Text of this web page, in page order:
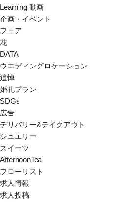
Learning 動画
企画・イベント
フェア
花
DATA
ウエディングロケーション
追悼
婚礼プラン
SDGs
広告
デリバリー&テイクアウト
ジュエリー
スイーツ
AfternoonTea
フローリスト
求人情報
求人投稿